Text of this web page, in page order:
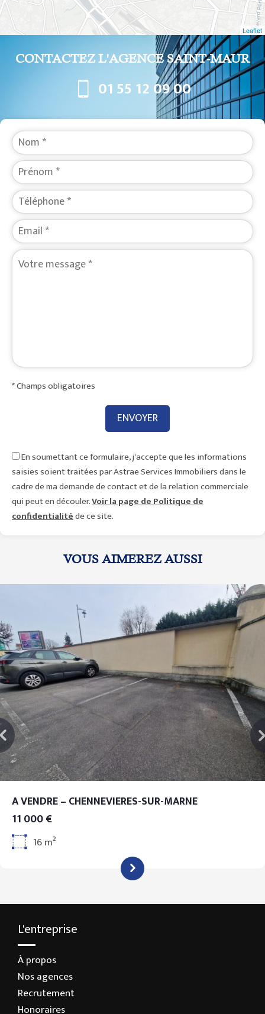
Leaflet
CONTACTEZ L'AGENCE SAINT-MAUR
01 55 12 09 00
* Champs obligatoires
En soumettant ce formulaire, j'accepte que les informations
saisies soient traitées par Astrae Services Immobiliers dans le
cadre de ma demande de contact et de la relation commerciale
qui peut en découler.Voir la page de Politique de
confidentialitéde ce site.
VOUS AIMEREZ AUSSI
A VENDRE – CHENNEVIERES-SUR-MARNE
11 000 €
16 m²
L'entreprise
À propos
Nos agences
Recrutement
Honoraires